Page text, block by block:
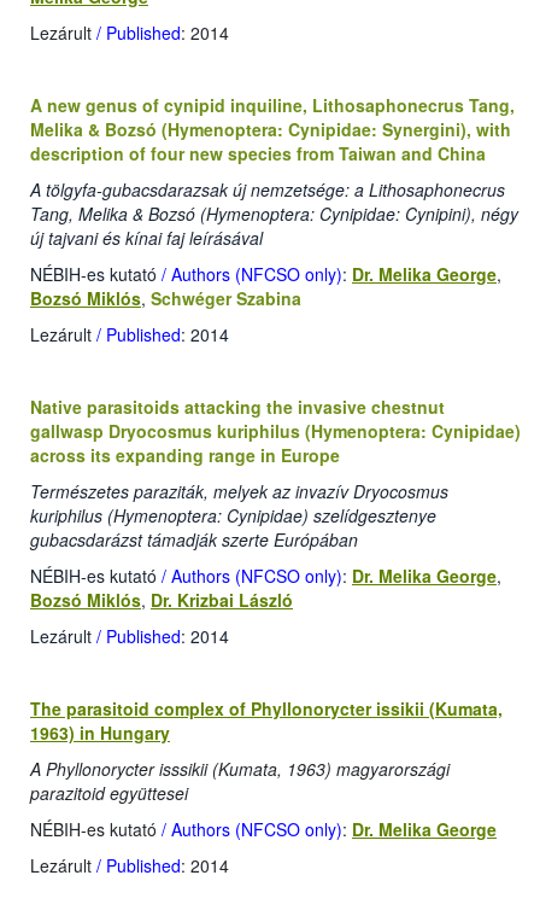
Lezárult / Published: 2014
A new genus of cynipid inquiline, Lithosaphonecrus Tang,
Melika & Bozsó (Hymenoptera: Cynipidae: Synergini), with
description of four new species from Taiwan and China
A tölgyfa-gubacsdarazsak új nemzetsége: a Lithosaphonecrus
Tang, Melika & Bozsó (Hymenoptera: Cynipidae: Cynipini), négy
új tajvani és kínai faj leírásával
NÉBIH-es kutató / Authors (NFCSO only): Dr. Melika George,
Bozsó Miklós, Schwéger Szabina
Lezárult / Published: 2014
Native parasitoids attacking the invasive chestnut
gallwasp Dryocosmus kuriphilus (Hymenoptera: Cynipidae)
across its expanding range in Europe
Természetes paraziták, melyek az invazív Dryocosmus
kuriphilus (Hymenoptera: Cynipidae) szelídgesztenye
gubacsdarázst támadják szerte Európában
NÉBIH-es kutató / Authors (NFCSO only): Dr. Melika George,
Bozsó Miklós, Dr. Krizbai László
Lezárult / Published: 2014
The parasitoid complex of Phyllonorycter issikii (Kumata,
1963) in Hungary
A Phyllonorycter isssikii (Kumata, 1963) magyarországi
parazitoid együttesei
NÉBIH-es kutató / Authors (NFCSO only): Dr. Melika George
Lezárult / Published: 2014